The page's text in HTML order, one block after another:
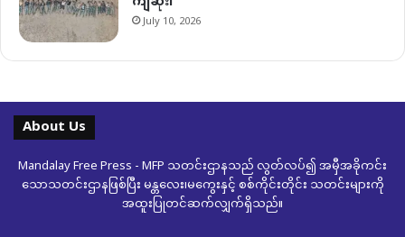
July 10, 2026
About Us
Mandalay Free Press - MFP သတင်းဌာနသည် လွတ်လပ်၍ အမှီအခိုကင်း
သောသတင်းဌာနဖြစ်ပြီး မန္တလေး၊မကွေးနှင့် စစ်ကိုင်းတိုင်း သတင်းများကို
အထူးပြုတင်ဆက်လျှက်ရှိသည်။